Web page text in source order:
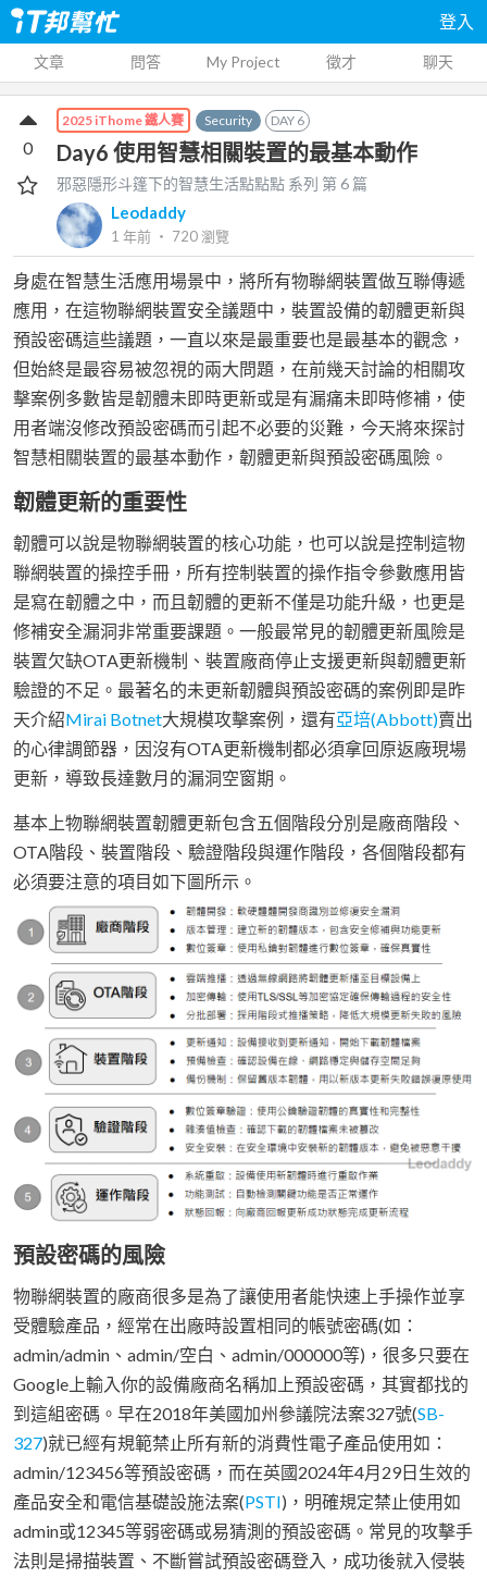
登入
文章 問答 My Project 徵才 聊天
2025 iThome 鐵人賽 Security DAY 6
Day6 使用智慧相關裝置的最基本動作
邪惡隱形斗篷下的智慧生活點點點 系列 第6 篇
Leodaddy
1 年前 ‧ 720瀏覽
0
身處在智慧生活應用場景中，將所有物聯網裝置做互聯傳遞
應用，在這物聯網裝置安全議題中，裝置設備的韌體更新與
預設密碼這些議題，一直以來是最重要也是最基本的觀念，
但始終是最容易被忽視的兩大問題，在前幾天討論的相關攻
擊案例多數皆是韌體未即時更新或是有漏痛未即時修補，使
用者端沒修改預設密碼而引起不必要的災難，今天將來探討
智慧相關裝置的最基本動作，韌體更新與預設密碼風險。
韌體更新的重要性
韌體可以說是物聯網裝置的核心功能，也可以說是控制這物
聯網裝置的操控手冊，所有控制裝置的操作指令參數應用皆
是寫在韌體之中，而且韌體的更新不僅是功能升級，也更是
修補安全漏洞非常重要課題。一般最常見的韌體更新風險是
裝置欠缺OTA更新機制、裝置廠商停止支援更新與韌體更新
驗證的不足。最著名的未更新韌體與預設密碼的案例即是昨
天介紹Mirai Botnet大規模攻擊案例，還有亞培(Abbott)賣出
的心律調節器，因沒有OTA更新機制都必須拿回原返廠現場
更新，導致長達數月的漏洞空窗期。
基本上物聯網裝置韌體更新包含五個階段分別是廠商階段、
OTA階段、裝置階段、驗證階段與運作階段，各個階段都有
必須要注意的項目如下圖所示。
預設密碼的風險
物聯網裝置的廠商很多是為了讓使用者能快速上手操作並享
受體驗產品，經常在出廠時設置相同的帳號密碼(如：
admin/admin、admin/空白、admin/000000等)，很多只要在
Google上輸入你的設備廠商名稱加上預設密碼，其實都找的
到這組密碼。早在2018年美國加州參議院法案327號(SB-
327)就已經有規範禁止所有新的消費性電子產品使用如：
admin/123456等預設密碼，而在英國2024年4月29日生效的
產品安全和電信基礎設施法案(PSTI)，明確規定禁止使用如
admin或12345等弱密碼或易猜測的預設密碼。常見的攻擊手
法則是掃描裝置、不斷嘗試預設密碼登入，成功後就入侵裝